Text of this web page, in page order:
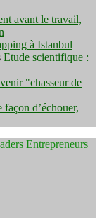
avant le travail,
à Istanbul
Etude scientifique :
"chasseur de
façon d’échouer,
Entrepreneurs